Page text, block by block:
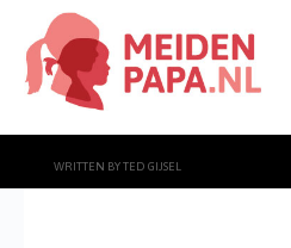
WRITTEN BYTED GIJSEL